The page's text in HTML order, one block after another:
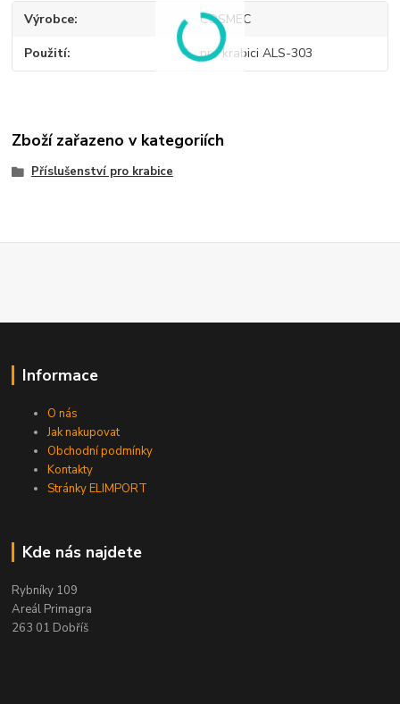
Výrobce COSMEC
Použití pro krabici ALS-303
Zboží zařazeno v kategoriích
Příslušenství pro krabice
Informace
O nás
Jak nakupovat
Obchodní podmínky
Kontakty
Stránky ELIMPORT
Kde nás najdete
Rybníky 109
Areál Primagra
263 01 Dobříš